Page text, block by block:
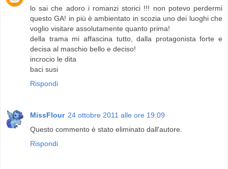
lo sai che adoro i romanzi storici !!! non potevo perdermi
questo GA! in più è ambientato in scozia uno dei luoghi che
voglio visitare assolutamente quanto prima!
della trama mi affascina tutto, dalla protagonista forte e
decisa al maschio bello e deciso!
incrocio le dita
baci susi
Rispondi
MissFlour 24 ottobre 2011 alle ore 19:09
Questo commento è stato eliminato dall'autore.
Rispondi